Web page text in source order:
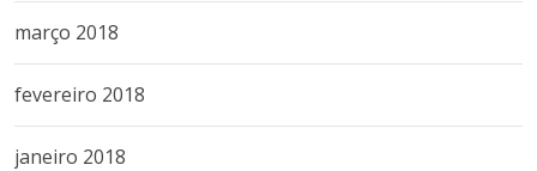
março 2018
fevereiro 2018
janeiro 2018